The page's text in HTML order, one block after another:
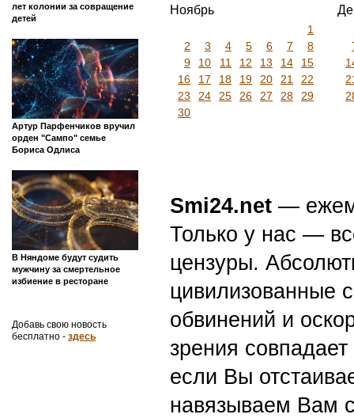
лет колонии за совращение
детей
Артур Парфенчиков вручил
орден "Сампо" семье
Бориса Одлиса
В Няндоме будут судить
мужчину за смертельное
избиение в ресторане
Добавь свою новость
бесплатно - здесь
Ноябрь
1
2
3 4 5 6 7
8
9
10 11 12 13 14
15
16
17 18 19 20 21
22
23
24 25 26 27 28
29
30
Smi24.net —
Только у нас —
цензуры.
цивилизованные
обвинений и
зрения
если Вы
навязываем Вам